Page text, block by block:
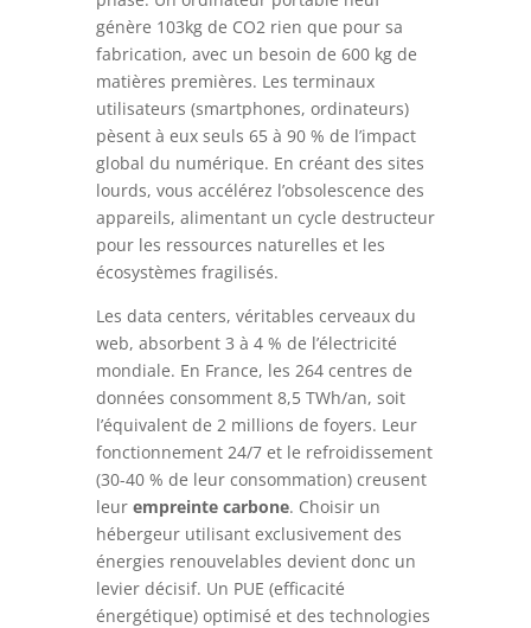
génère 103kg de CO2 rien que pour sa
fabrication, avec un besoin de 600 kg de
matières premières. Les terminaux
utilisateurs (smartphones, ordinateurs)
pèsent à eux seuls 65 à 90 % de l’impact
global du numérique. En créant des sites
lourds, vous accélérez l’obsolescence des
appareils, alimentant un cycle destructeur
pour les ressources naturelles et les
écosystèmes fragilisés.
Les data centers, véritables cerveaux du
web, absorbent 3 à 4 % de l’électricité
mondiale. En France, les 264 centres de
données consomment 8,5 TWh/an, soit
l’équivalent de 2 millions de foyers. Leur
fonctionnement 24/7 et le refroidissement
(30-40 % de leur consommation) creusent
leur empreinte carbone. Choisir un
hébergeur utilisant exclusivement des
énergies renouvelables devient donc un
levier décisif. Un PUE (efficacité
énergétique) optimisé et des technologies